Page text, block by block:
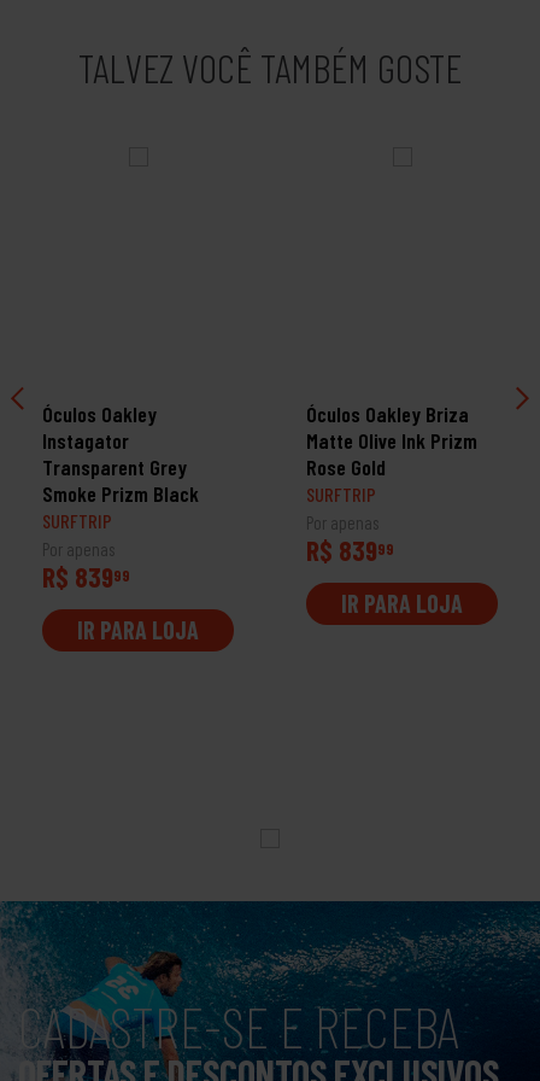
TALVEZ VOCÊ TAMBÉM GOSTE
Óculos Oakley
Instagator
Transparent Grey
Smoke Prizm Black
SURFTRIP
Por apenas
R$ 83999
IR PARA LOJA
Óculos Oakley Briza
Matte Olive Ink Prizm
Rose Gold
SURFTRIP
Por apenas
R$ 83999
IR PARA LOJA
CADASTRE-SE E RECEBA